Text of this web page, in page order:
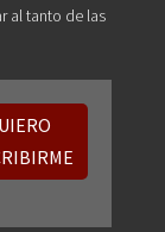
al tanto de las